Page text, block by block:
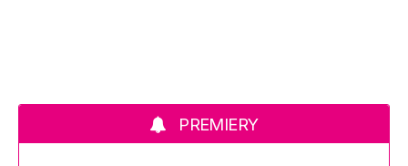
PREMIERY